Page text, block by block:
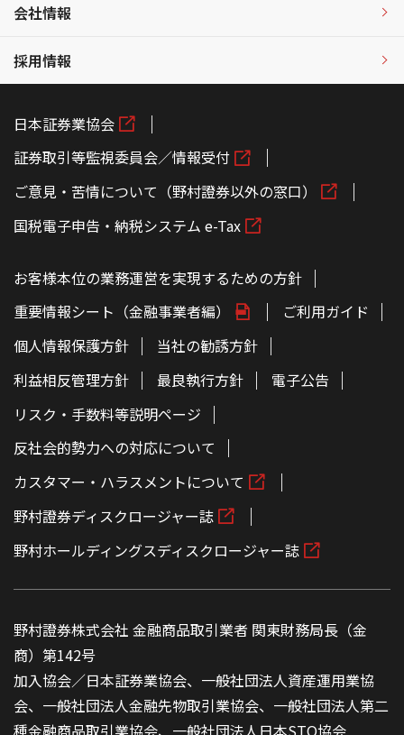
会社情報
採用情報
日本証券業協会
証券取引等監視委員会／情報受付
ご意見・苦情について（野村證券以外の窓口）
国税電子申告・納税システム e-Tax
お客様本位の業務運営を実現するための方針
重要情報シート（金融事業者編）
ご利用ガイド
個人情報保護方針
当社の勧誘方針
利益相反管理方針
最良執行方針
電子公告
リスク・手数料等説明ページ
反社会的勢力への対応について
カスタマー・ハラスメントについて
野村證券ディスクロージャー誌
野村ホールディングスディスクロージャー誌
野村證券株式会社 金融商品取引業者 関東財務局長（金
商）第142号
加入協会／日本証券業協会、一般社団法人資産運用業協
会、一般社団法人金融先物取引業協会、一般社団法人第二